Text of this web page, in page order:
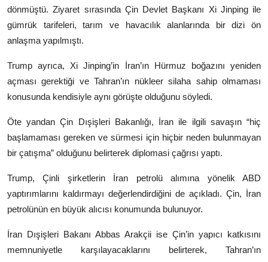
dönmüştü. Ziyaret sırasında Çin Devlet Başkanı Xi Jinpingile
gümrük tarifeleri, tarım ve havacılık alanlarında bir dizi ön
anlaşma yapılmıştı.
Trump ayrıca, Xi Jinping’in İran’ın Hürmuz boğazını yeniden
açması gerektiği ve Tahran’ın nükleer silaha sahip olmaması
konusunda kendisiyle aynı görüşte olduğunu söyledi.
Öte yandan Çin Dışişleri Bakanlığı, İran ile ilgili savaşın “hiç
başlamaması gereken ve sürmesi için hiçbir neden bulunmayan
bir çatışma” olduğunu belirterek diplomasi çağrısı yaptı.
Trump, Çinli şirketlerin İran petrolü alımına yönelik ABD
yaptırımlarını kaldırmayı değerlendirdiğini de açıkladı. Çin, İran
petrolünün en büyük alıcısı konumunda bulunuyor.
İran Dışişleri Bakanı Abbas Arakçii ise Çin’in yapıcı katkısını
memnuniyetle karşılayacaklarını belirterek, Tahran’ın